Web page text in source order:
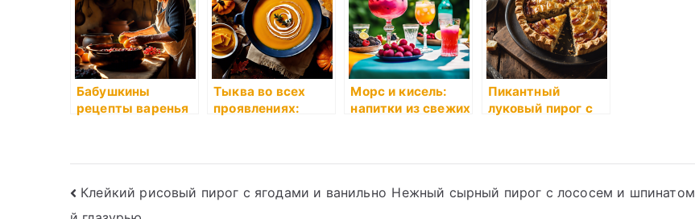
Бабушкины
рецепты варенья
Тыква во всех
проявлениях:
тыквой
Морс и кисель:
напитки из свежих
Пикантный
луковый пирог с
Навигация
Клейкий рисовый пирог с ягодами и ванильно Нежный сырный пирог с лососем и шпинатом